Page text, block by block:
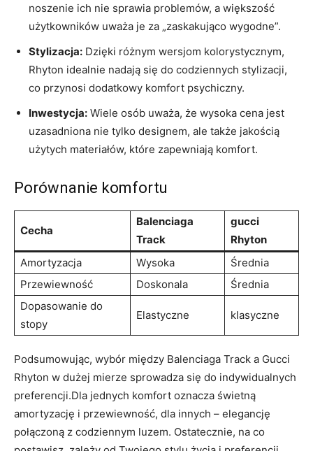
noszenie ich nie sprawia problemów, a większość
użytkowników uważa je za „zaskakująco wygodne”.
Stylizacja: Dzięki różnym wersjom kolorystycznym,
Rhyton idealnie nadają się do codziennych stylizacji,
co przynosi dodatkowy komfort psychiczny.
Inwestycja: Wiele osób uważa, że wysoka cena jest
uzasadniona nie tylko designem, ale także jakością
użytych materiałów, które zapewniają komfort.
Porównanie komfortu
Cecha
Balenciaga
Track
gucci
Rhyton
Amortyzacja
Wysoka
Średnia
Przewiewność
Doskonala
Średnia
Dopasowanie do
stopy
Elastyczne klasyczne
Podsumowując, wybór między Balenciaga Track a Gucci
Rhyton w dużej mierze sprowadza się do indywidualnych
preferencji.Dla jednych komfort oznacza świetną
amortyzację i przewiewność, dla innych – elegancję
połączoną z codziennym luzem. Ostatecznie, na co